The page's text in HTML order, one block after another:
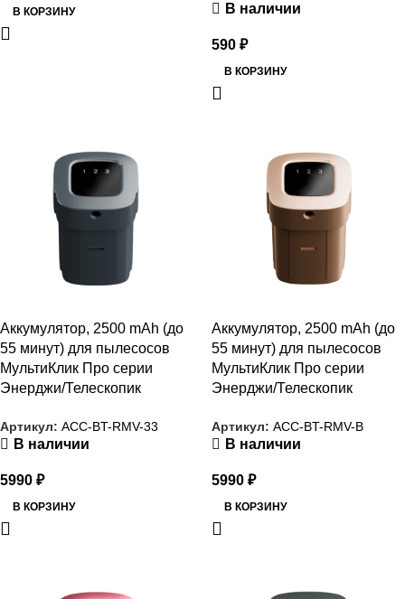
В КОРЗИНУ В наличии
590 ₽
В КОРЗИНУ
Аккумулятор, 2500 mAh (до
55 минут) для пылесосов
МультиКлик Про серии
Энерджи/Телескопик
Артикул: ACC-BT-RMV-33
В наличии
5990 ₽
В КОРЗИНУ
Аккумулятор, 2500 mAh (до
55 минут) для пылесосов
МультиКлик Про серии
Энерджи/Телескопик
Артикул: ACC-BT-RMV-B
В наличии
5990 ₽
В КОРЗИНУ